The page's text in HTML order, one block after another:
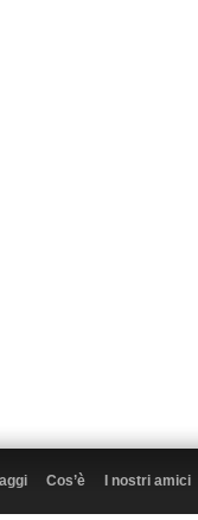
Cos’è I nostri amici